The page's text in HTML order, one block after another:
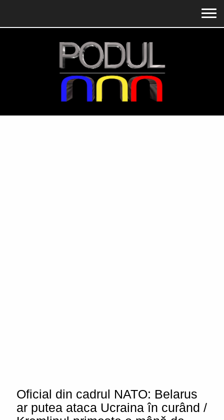
Oficial din cadrul NATO: Belarus
ar putea ataca Ucraina în curând /